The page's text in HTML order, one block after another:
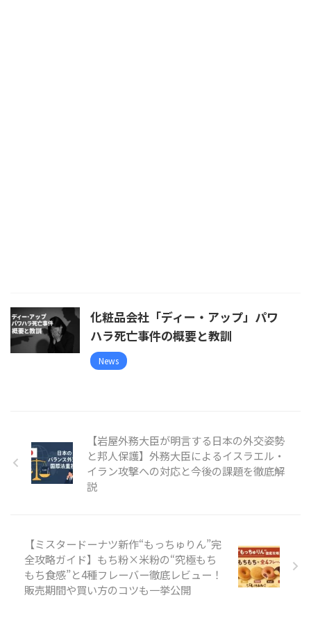
化粧品会社「ディー・アップ」パワ
ハラ死亡事件の概要と教訓
News
【岩屋外務大臣が明言する日本の外交姿勢
と邦人保護】外務大臣によるイスラエル・
イラン攻撃への対応と今後の課題を徹底解
説
【ミスタードーナツ新作“もっちゅりん”完
全攻略ガイド】もち粉×米粉の“究極もち
もち食感”と4種フレーバー徹底レビュー！
販売期間や買い方のコツも一挙公開